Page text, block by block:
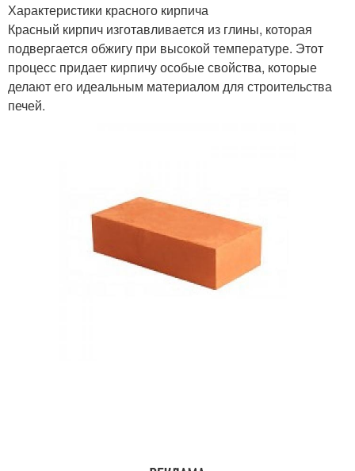
Характеристики красного кирпича
Красный кирпич изготавливается из глины, которая
подвергается обжигу при высокой температуре. Этот
процесс придает кирпичу особые свойства, которые
делают его идеальным материалом для строительства
печей.